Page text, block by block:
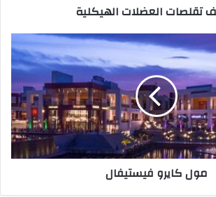
تقلصات العضلات الهيكلية
مول كايرو فيستيفال